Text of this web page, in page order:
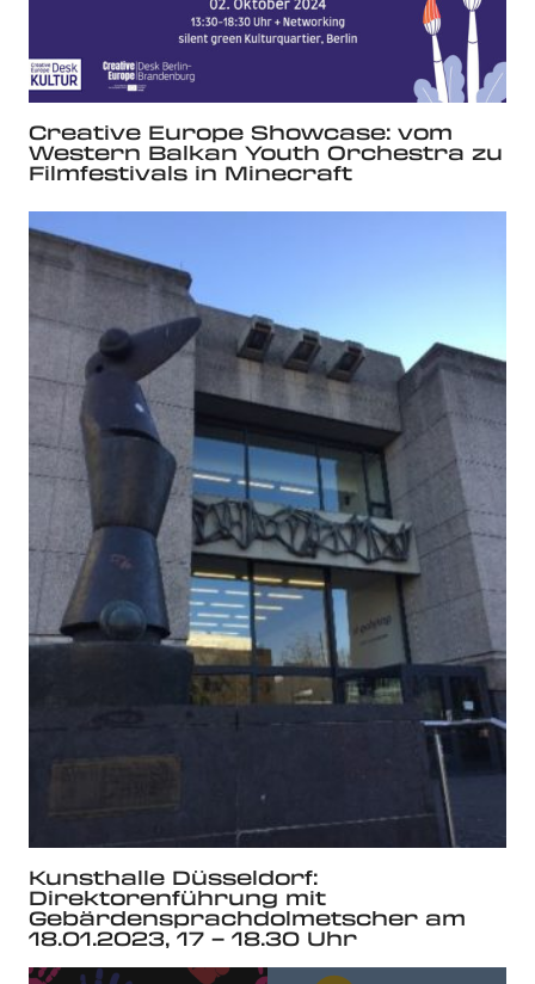
Creative Europe Showcase: vom
Western Balkan Youth Orchestra zu
Filmfestivals in Minecraft
Kunsthalle Düsseldorf:
Direktorenführung mit
Gebärdensprachdolmetscher am
18.01.2023, 17 – 18.30 Uhr